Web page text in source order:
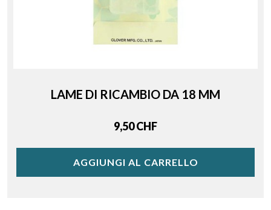
LAME DI RICAMBIO DA 18 MM
Price
9,50 CHF
AGGIUNGI AL CARRELLO